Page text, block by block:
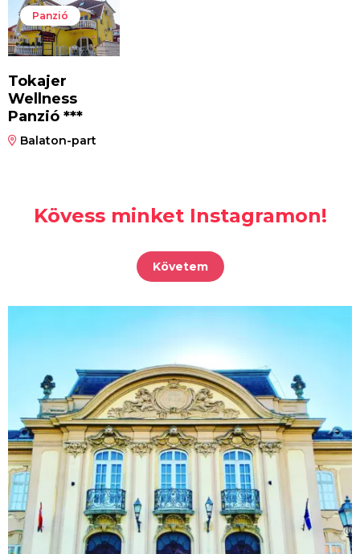
Panzió
Tokajer
Wellness
Panzió ***
Balaton-part
Kövess minket Instagramon!
Követem